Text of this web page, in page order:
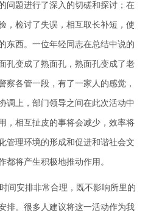
问题进行了深入的切磋和探讨；在
，检讨了失误，相互取长补短，使
东西。一位年轻同志在总结中说的
孔变成了熟面孔，熟面孔变成了老
察各管一段，有了一家人的感觉，
调上，部门领导之间在此次活动中
，相互扯皮的事将会减少，效率将
管理环境的形成和促进和谐社会文
都将产生积极地推动作用。
间安排非常合理，既不影响所里的
排。很多人建议将这一活动作为我